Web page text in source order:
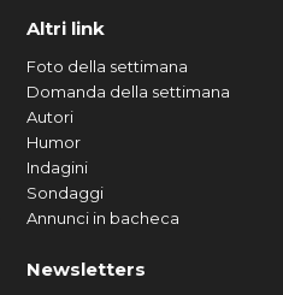
Altri link
Foto della settimana
Domanda della settimana
Autori
Humor
Indagini
Sondaggi
Annunci in bacheca
Newsletters